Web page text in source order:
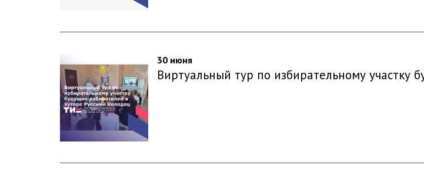
30 июня
Виртуальный тур по избирательному участку